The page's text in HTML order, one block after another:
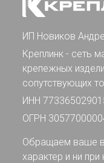
ИП Новиков
Креплинк - сеть
крепежных
сопутствующих
ИНН
ОГРН
Обращаем ваше
характер и ни